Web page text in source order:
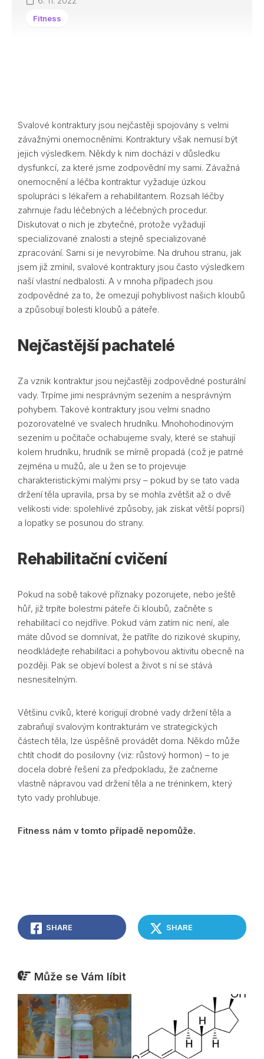
Fitness
Svalové kontraktury jsou nejčastěji spojovány s velmi
závažnými onemocněními. Kontraktury však nemusí být
jejich výsledkem. Někdy k nim dochází v důsledku
dysfunkcí, za které jsme zodpovědní my sami. Závažná
onemocnění a léčba kontraktur vyžaduje úzkou
spolupráci s lékařem a rehabilitantem. Rozsah léčby
zahrnuje řadu léčebných a léčebných procedur.
Diskutovat o nich je zbytečné, protože vyžadují
specializované znalosti a stejně specializované
zpracování. Sami si je nevyrobíme. Na druhou stranu, jak
jsem již zmínil, svalové kontraktury jsou často výsledkem
naší vlastní nedbalosti. A v mnoha případech jsou
zodpovědné za to, že omezují pohyblivost našich kloubů
a způsobují bolesti kloubů a páteře.
Nejčastější pachatelé
Za vznik kontraktur jsou nejčastěji zodpovědné posturální
vady. Trpíme jimi nesprávným sezením a nesprávným
pohybem. Takové kontraktury jsou velmi snadno
pozorovatelné ve svalech hrudníku. Mnohohodinovým
sezením u počítače ochabujeme svaly, které se stahují
kolem hrudníku, hrudník se mírně propadá (což je patrné
zejména u mužů, ale u žen se to projevuje
charakteristickými malými prsy – pokud by se tato vada
držení těla upravila, prsa by se mohla zvětšit až o dvě
velikosti vide: spolehlivé způsoby, jak získat větší poprsí)
a lopatky se posunou do strany.
Rehabilitační cvičení
Pokud na sobě takové příznaky pozorujete, nebo ještě
hůř, již trpíte bolestmi páteře či kloubů, začněte s
rehabilitací co nejdříve. Pokud vám zatím nic není, ale
máte důvod se domnívat, že patříte do rizikové skupiny,
neodkládejte rehabilitaci a pohybovou aktivitu obecně na
později. Pak se objeví bolest a život s ní se stává
nesnesitelným.
Většinu cviků, které korigují drobné vady držení těla a
zabraňují svalovým kontrakturám ve strategických
částech těla, lze úspěšně provádět doma. Někdo může
chtít chodit do posilovny (viz: růstový hormon) – to je
docela dobré řešení za předpokladu, že začneme
vlastně nápravou vad držení těla a ne tréninkem, který
tyto vady prohlubuje.
Fitness nám v tomto případě nepomůže.
SHARE SHARE
Může se Vám líbit